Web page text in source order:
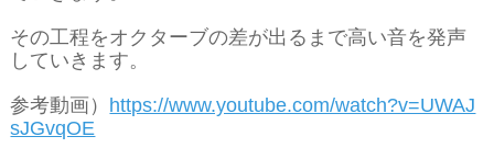
その工程をオクターブの差が出るまで高い音を発声
していきます。
参考動画） https://www.youtube.com/watch?v=UWAJ
sJGvqOE